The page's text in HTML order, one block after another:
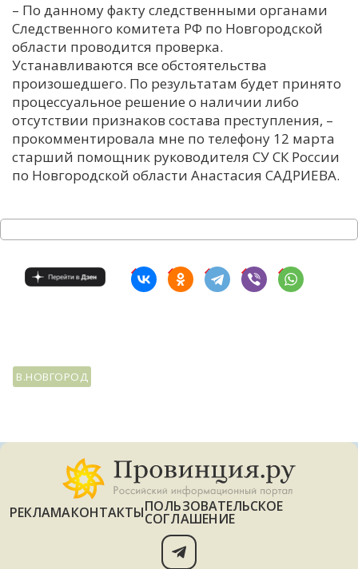
– По данному факту следственными органами
Следственного комитета РФ по Новгородской
области проводится проверка.
Устанавливаются все обстоятельства
произошедшего. По результатам будет принято
процессуальное решение о наличии либо
отсутствии признаков состава преступления, –
прокомментировала мне по телефону 12 марта
старший помощник руководителя СУ СК России
по Новгородской области Анастасия САДРИЕВА.
В.НОВГОРОД
РЕКЛАМАКОНТАКТЫПОЛЬЗОВАТЕЛЬСКОЕ
СОГЛАШЕНИЕ